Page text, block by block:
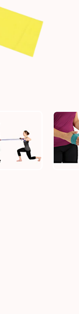
THERAGYM LOOP